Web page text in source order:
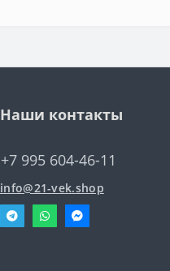
Наши контакты
+7 995 604-46-11
info@21-vek.shop